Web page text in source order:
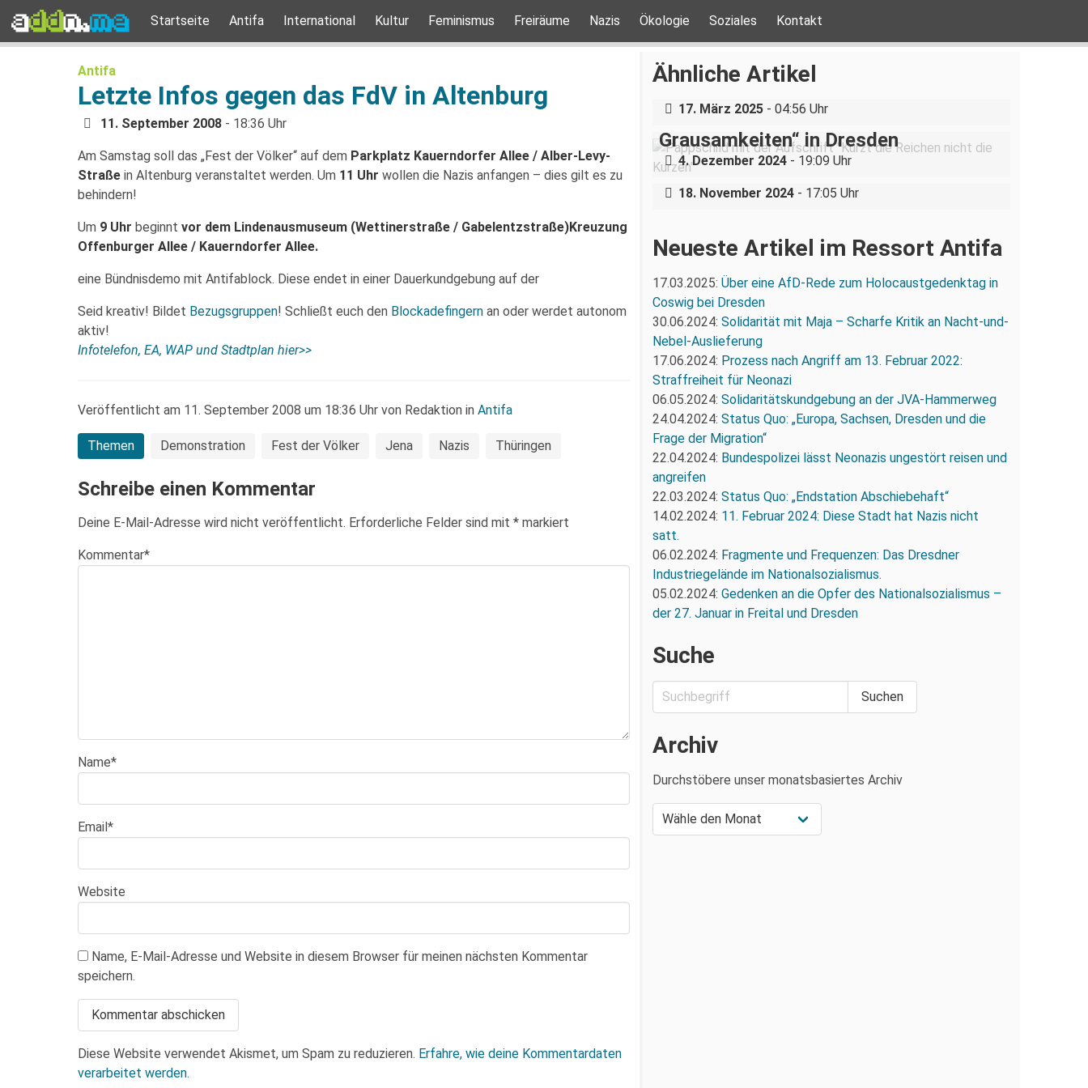
Startseite Antifa International Kultur Feminismus Freiräume Nazis Ökologie Soziales Kontakt
Antifa
Letzte Infos gegen das FdV in Altenburg
11. September 2008 - 18:36 Uhr
Am Samstag soll das „Fest der Völker“ auf dem Parkplatz Kauerndorfer Allee / Alber-Levy-
Straße in Altenburg veranstaltet werden. Um 11 Uhr wollen die Nazis anfangen – dies gilt es zu
behindern!
Um 9 Uhr beginnt vor dem Lindenausmuseum (Wettinerstraße / Gabelentzstraße)Kreuzung
Offenburger Allee / Kauerndorfer Allee.
eine Bündnisdemo mit Antifablock. Diese endet in einer Dauerkundgebung auf der
Seid kreativ! Bildet Bezugsgruppen! Schließt euch den Blockadefingern an oder werdet autonom
aktiv!
Infotelefon, EA, WAP und Stadtplan hier>>
Veröffentlicht am 11. September 2008 um 18:36 Uhr von Redaktion in Antifa
Themen Demonstration Fest der Völker Jena Nazis Thüringen
Schreibe einen Kommentar
Deine E-Mail-Adresse wird nicht veröffentlicht. Erforderliche Felder sind mit * markiert
Kommentar*
Name*
Email*
Website
Name, E-Mail-Adresse und Website in diesem Browser für meinen nächsten Kommentar
speichern.
Diese Website verwendet Akismet, um Spam zu reduzieren. Erfahre, wie deine Kommentardaten
verarbeitet werden.
Ähnliche Artikel
Über eine AfD-Rede zum
Holocaustgedenktag in Coswig bei
Dresden
17. März 2025- 04:56 Uhr
Demonstration gegen „Liste der
Grausamkeiten“ in Dresden
4. Dezember 2024- 19:09 Uhr
Nazigruppe sucht (und bekommt)
Stress in der Dresdner Neustadt
18. November 2024- 17:05 Uhr
Neueste Artikel im Ressort Antifa
17.03.2025: Über eine AfD-Rede zum Holocaustgedenktag in
Coswig bei Dresden
30.06.2024: Solidarität mit Maja – Scharfe Kritik an Nacht-und-
Nebel-Auslieferung
17.06.2024: Prozess nach Angriff am 13. Februar 2022:
Straffreiheit für Neonazi
06.05.2024: Solidaritätskundgebung an der JVA-Hammerweg
24.04.2024: Status Quo: „Europa, Sachsen, Dresden und die
Frage der Migration“
22.04.2024: Bundespolizei lässt Neonazis ungestört reisen und
angreifen
22.03.2024: Status Quo: „Endstation Abschiebehaft“
14.02.2024: 11. Februar 2024: Diese Stadt hat Nazis nicht
satt.
06.02.2024: Fragmente und Frequenzen: Das Dresdner
Industriegelände im Nationalsozialismus.
05.02.2024: Gedenken an die Opfer des Nationalsozialismus –
der 27. Januar in Freital und Dresden
Suche
Archiv
Durchstöbere unser monatsbasiertes Archiv